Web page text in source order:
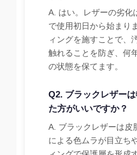
A. はい。レザーの劣化
で使用初日から始まり
ィングを施すことで、
触れることを防ぎ、何
の状態を保てます。
Q2. ブラックレザー
た方がいいですか？
A. ブラックレザーは皮
による色ムラが目立ち